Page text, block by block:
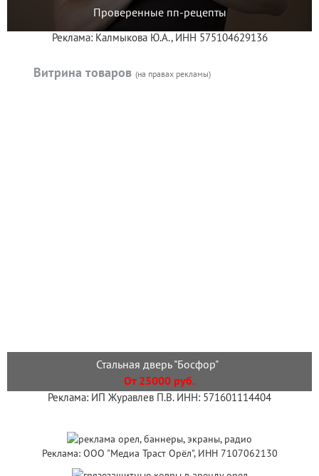
Проверенные пп-рецепты
Реклама: Калмыкова Ю.А., ИНН 575104629136
Витрина товаров (на правах рекламы)
Стальная дверь "Босфор"
От 25000 руб.
Реклама: ИП Журавлев П.В. ИНН: 571601114404
Реклама: ООО "Медиа Траст Орёл", ИНН 7107062130